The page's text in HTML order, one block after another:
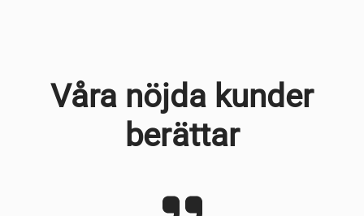
Våra nöjda kunder
berättar